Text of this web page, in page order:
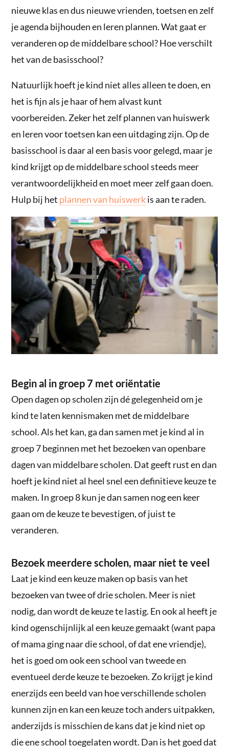
nieuwe klas en dus nieuwe vrienden, toetsen en zelf
je agenda bijhouden en leren plannen. Wat gaat er
veranderen op de middelbare school? Hoe verschilt
het van de basisschool?
Natuurlijk hoeft je kind niet alles alleen te doen, en
het is fijn als je haar of hem alvast kunt
voorbereiden. Zeker het zelf plannen van huiswerk
en leren voor toetsen kan een uitdaging zijn. Op de
basisschool is daar al een basis voor gelegd, maar je
kind krijgt op de middelbare school steeds meer
verantwoordelijkheid en moet meer zelf gaan doen.
Hulp bij het plannen van huiswerkis aan te raden.
Begin al in groep 7 met oriëntatie
Open dagen op scholen zijn dé gelegenheid om je
kind te laten kennismaken met de middelbare
school. Als het kan, ga dan samen met je kind al in
groep 7 beginnen met het bezoeken van openbare
dagen van middelbare scholen. Dat geeft rust en dan
hoeft je kind niet al heel snel een definitieve keuze te
maken. In groep 8 kun je dan samen nog een keer
gaan om de keuze te bevestigen, of juist te
veranderen.
Bezoek meerdere scholen, maar niet te veel
Laat je kind een keuze maken op basis van het
bezoeken van twee of drie scholen. Meer is niet
nodig, dan wordt de keuze te lastig. En ook al heeft je
kind ogenschijnlijk al een keuze gemaakt (want papa
of mama ging naar die school, of dat ene vriendje),
het is goed om ook een school van tweede en
eventueel derde keuze te bezoeken. Zo krijgt je kind
enerzijds een beeld van hoe verschillende scholen
kunnen zijn en kan een keuze toch anders uitpakken,
anderzijds is misschien de kans dat je kind niet op
die ene school toegelaten wordt. Dan is het goed dat